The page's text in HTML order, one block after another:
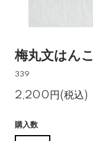
梅丸文はんこ
339
2,200円(税込)
購入数